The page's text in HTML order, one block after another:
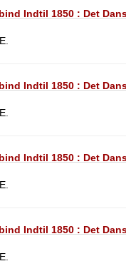
Indtil 1850 : Det
Indtil 1850 : Det
Indtil 1850 : Det
Indtil 1850 : Det